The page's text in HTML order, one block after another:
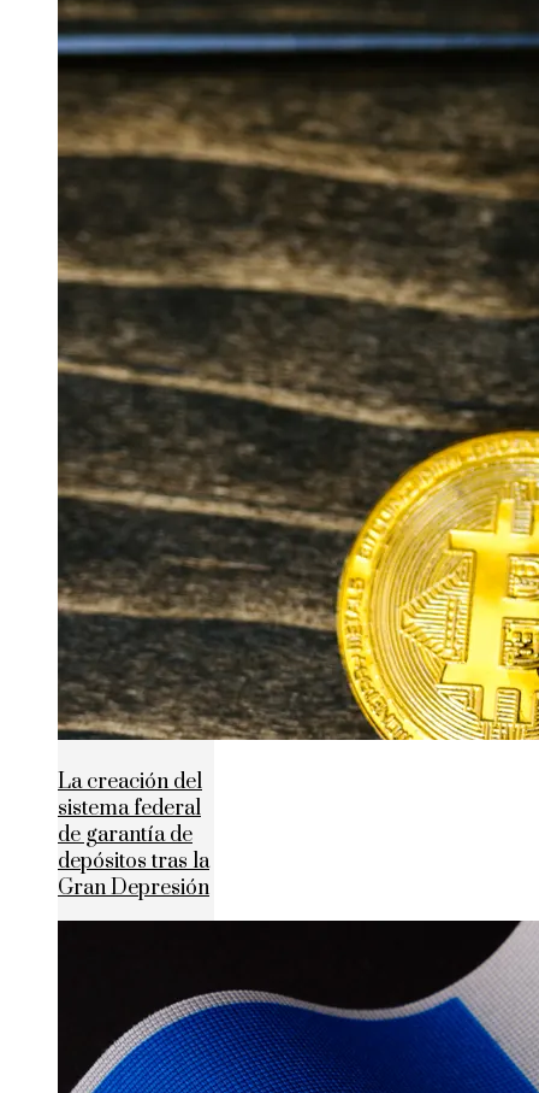
La creación del
sistema federal
de garantía de
depósitos tras la
Gran Depresión